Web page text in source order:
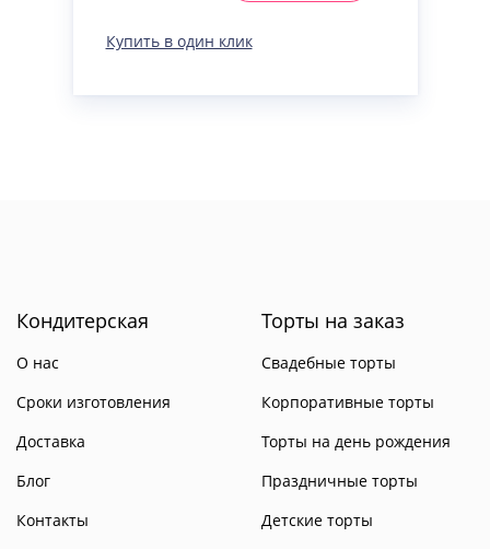
Купить в один клик
Кондитерская
О нас
Сроки изготовления
Доставка
Блог
Контакты
Торты на заказ
Свадебные торты
Корпоративные торты
Торты на день рождения
Праздничные торты
Детские торты